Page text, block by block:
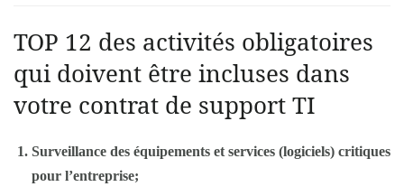
TOP 12 des activités obligatoires
qui doivent être incluses dans
votre contrat de support TI
Surveillance des équipements et services (logiciels) critiques
pour l’entreprise;